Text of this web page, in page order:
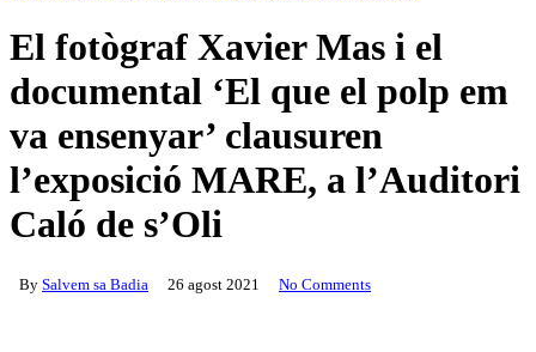
El fotògraf Xavier Mas i el
documental ‘El que el polp em
va ensenyar’ clausuren
l’exposició MARE, a l’Auditori
Caló de s’Oli
By Salvem sa Badia 26 agost 2021 No Comments